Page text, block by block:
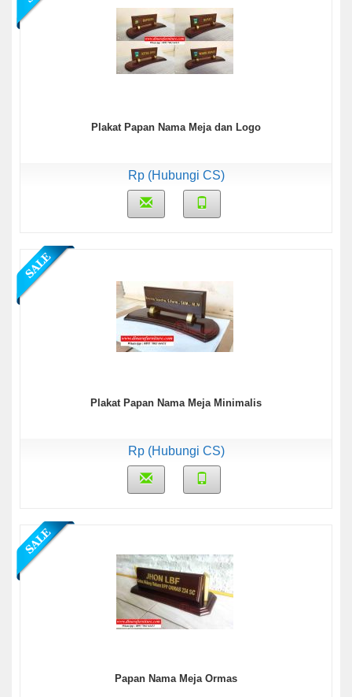
Plakat Papan Nama Meja dan Logo
Rp (Hubungi CS)
Plakat Papan Nama Meja Minimalis
Rp (Hubungi CS)
Papan Nama Meja Ormas